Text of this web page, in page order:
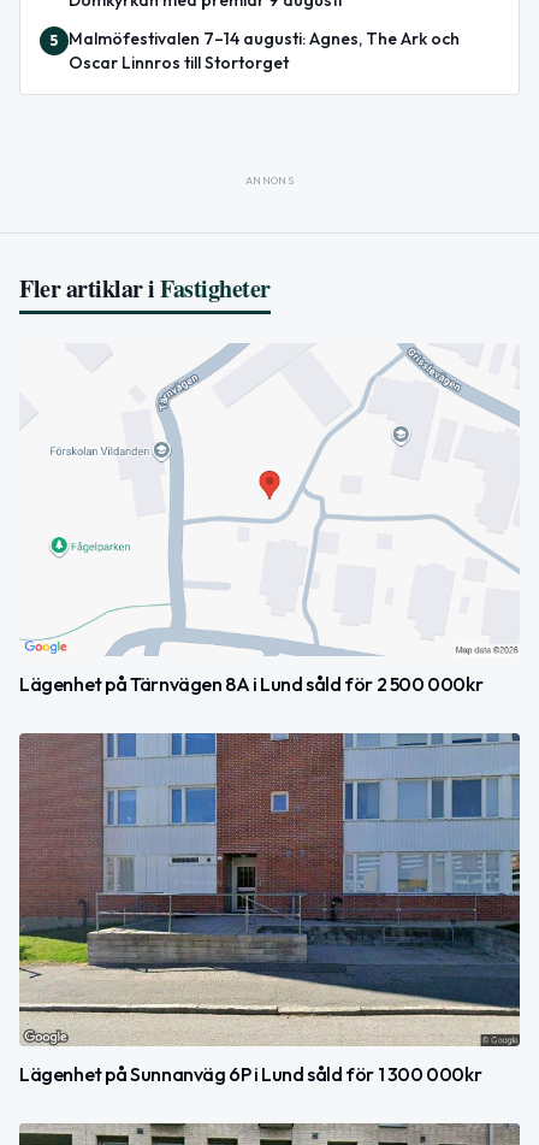
5
Malmöfestivalen 7–14 augusti: Agnes, The Ark och
Oscar Linnros till Stortorget
ANNONS
Fler artiklar iFastigheter
Lägenhet på Tärnvägen 8A i Lund såld för 2 500 000kr
Lägenhet på Sunnanväg 6P i Lund såld för 1 300 000kr